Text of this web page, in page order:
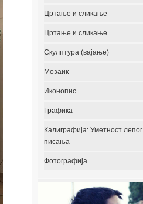
Цртање и сликање
Цртање и сликање
Скулптура (вајање)
Мозаик
Иконопис
Графика
Калиграфија: Уметност лепог
писања
Фотографија